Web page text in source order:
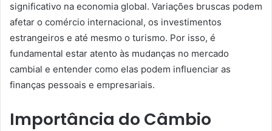
significativo na economia global. Variações bruscas podem
afetar o comércio internacional, os investimentos
estrangeiros e até mesmo o turismo. Por isso, é
fundamental estar atento às mudanças no mercado
cambial e entender como elas podem influenciar as
finanças pessoais e empresariais.
Importância do Câmbio